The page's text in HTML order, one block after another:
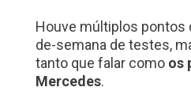
Houve múltiplos pontos
de-semana de testes,
tanto que falar como os
Mercedes.